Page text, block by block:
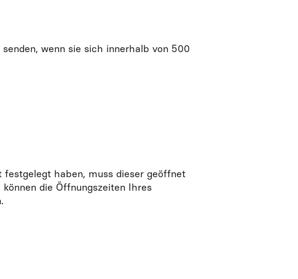
wenn sie sich innerhalb von 500
festgelegt haben, muss dieser geöffnet
die Öffnungszeiten Ihres